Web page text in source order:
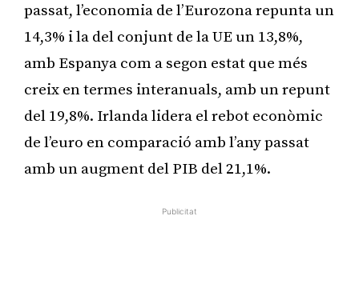
passat, l’economia de l’Eurozona repunta un
14,3% i la del conjunt de la UE un 13,8%,
amb Espanya com a segon estat que més
creix en termes interanuals, amb un repunt
del 19,8%. Irlanda lidera el rebot econòmic
de l’euro en comparació amb l’any passat
amb un augment del PIB del 21,1%.
Publicitat